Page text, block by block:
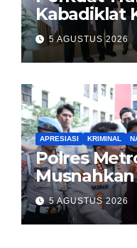
Kabadiklat
Siregar
LAN RI
5 AGUSTUS 2026
APRESIASI KRIMINAL
Polres
Narkotika
Juta Jiwa
5 AGUSTUS 2026